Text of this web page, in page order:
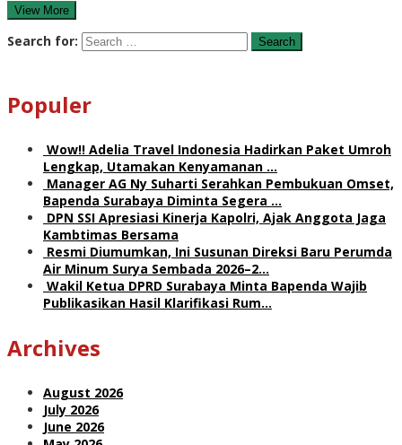
View More
Search for:
Populer
Wow!! Adelia Travel Indonesia Hadirkan Paket Umroh
Lengkap, Utamakan Kenyamanan …
Manager AG Ny Suharti Serahkan Pembukuan Omset,
Bapenda Surabaya Diminta Segera …
DPN SSI Apresiasi Kinerja Kapolri, Ajak Anggota Jaga
Kambtimas Bersama
Resmi Diumumkan, Ini Susunan Direksi Baru Perumda
Air Minum Surya Sembada 2026–2…
Wakil Ketua DPRD Surabaya Minta Bapenda Wajib
Publikasikan Hasil Klarifikasi Rum…
Archives
August 2026
July 2026
June 2026